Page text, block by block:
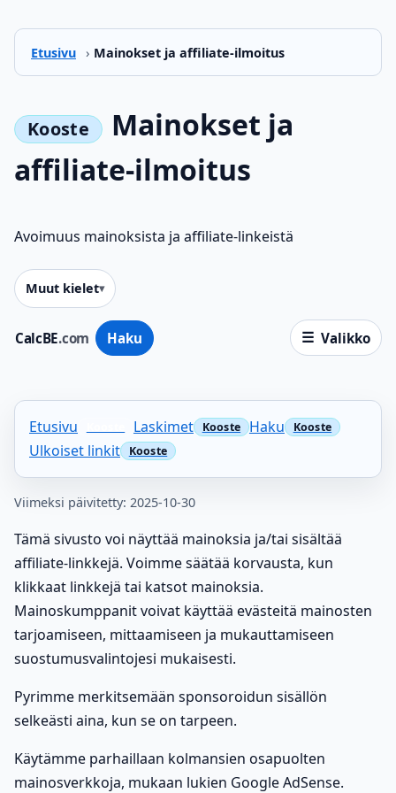
Etusivu › Mainokset ja affiliate-ilmoitus
CalcBE.com Haku Valikko
Mainokset ja
affiliate-ilmoitus
Avoimuus mainoksista ja affiliate-linkeistä
Muut kielet
Etusivu Laskimet
Haku
Ulkoiset linkit
Viimeksi päivitetty: 2025-10-30
Tämä sivusto voi näyttää mainoksia ja/tai sisältää
affiliate-linkkejä. Voimme säätää korvausta, kun
klikkaat linkkejä tai katsot mainoksia.
Mainoskumppanit voivat käyttää evästeitä mainosten
tarjoamiseen, mittaamiseen ja mukauttamiseen
suostumusvalintojesi mukaisesti.
Pyrimme merkitsemään sponsoroidun sisällön
selkeästi aina, kun se on tarpeen.
Käytämme parhaillaan kolmansien osapuolten
mainosverkkoja, mukaan lukien Google AdSense.